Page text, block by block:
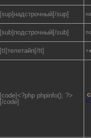
[sup]надстрочный[/sup]
[sub]подстрочный[/sub]
[tt]телетайп[/tt]
[code]<?php phpinfo(); ?>
[/code]